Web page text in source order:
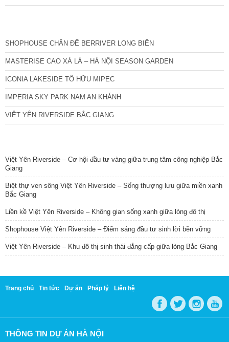
SHOPHOUSE CHÂN ĐẾ BERRIVER LONG BIÊN
MASTERISE CAO XÀ LÁ – HÀ NỘI SEASON GARDEN
ICONIA LAKESIDE TỐ HỮU MIPEC
IMPERIA SKY PARK NAM AN KHÁNH
VIỆT YÊN RIVERSIDE BẮC GIANG
Việt Yên Riverside – Cơ hội đầu tư vàng giữa trung tâm công nghiệp Bắc
Giang
Biệt thự ven sông Việt Yên Riverside – Sống thượng lưu giữa miền xanh
Bắc Giang
Liền kề Việt Yên Riverside – Không gian sống xanh giữa lòng đô thị
Shophouse Việt Yên Riverside – Điểm sáng đầu tư sinh lời bền vững
Việt Yên Riverside – Khu đô thị sinh thái đẳng cấp giữa lòng Bắc Giang
Trang chủ Tin tức Dự án Pháp lý Liên hệ
THÔNG TIN DỰ ÁN HÀ NỘI